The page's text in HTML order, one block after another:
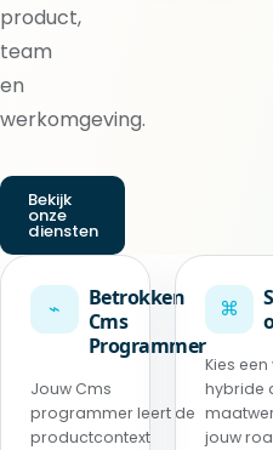
product,
team
en
werkomgeving.
Bekijk
onze
diensten
⌁
Betrokken
Cms
Programmer
Jouw Cms
programmer leert de
productcontext
⌘
Kies
hybride
jouw